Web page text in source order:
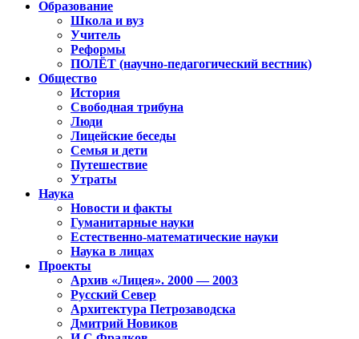
Образование
Школа и вуз
Учитель
Реформы
ПОЛЁТ (научно-педагогический вестник)
Общество
История
Свободная трибуна
Люди
Лицейские беседы
Семья и дети
Путешествие
Утраты
Наука
Новости и факты
Гуманитарные науки
Естественно-математические науки
Наука в лицах
Проекты
Архив «Лицея». 2000 — 2003
Русский Север
Архитектура Петрозаводска
Дмитрий Новиков